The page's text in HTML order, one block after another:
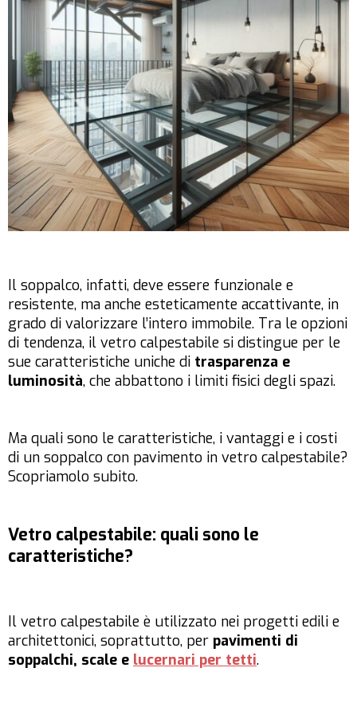
Il soppalco, infatti, deve essere funzionale e
resistente, ma anche esteticamente accattivante, in
grado di valorizzare l’intero immobile. Tra le opzioni
di tendenza, il vetro calpestabile si distingue per le
sue caratteristiche uniche di trasparenza e
luminosità, che abbattono i limiti fisici degli spazi.
Ma quali sono le caratteristiche, i vantaggi e i costi
di un soppalco con pavimento in vetro calpestabile?
Scopriamolo subito.
Vetro calpestabile: quali sono le
caratteristiche?
Il vetro calpestabile è utilizzato nei progetti edili e
architettonici, soprattutto, per pavimenti di
soppalchi, scale e lucernari per tetti.